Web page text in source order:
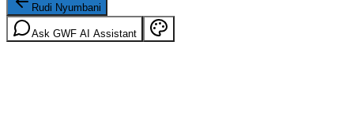
Rudi Nyumbani
Ask GWF AI Assistant